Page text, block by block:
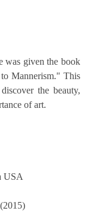
was given the book
to Mannerism." This
the beauty,
of art.
USA